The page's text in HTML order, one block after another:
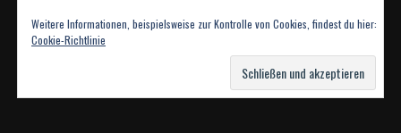
Irgendwann ist das letzte Bier, der letzte Drink geleert
und wir machen uns auf den Weg heimzu. Alle zusammen,
Weitere Informationen, beispielsweise zur Kontrolle von Cookies, findest du hier:
Cookie-Richtlinie